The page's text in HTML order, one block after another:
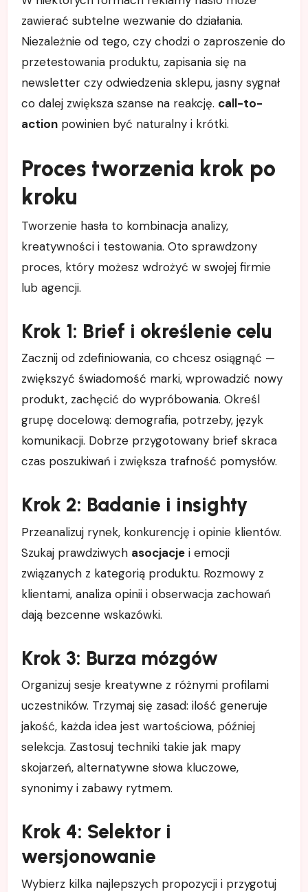
zawierać subtelne wezwanie do działania.
Niezależnie od tego, czy chodzi o zaproszenie do
przetestowania produktu, zapisania się na
newsletter czy odwiedzenia sklepu, jasny sygnał
co dalej zwiększa szanse na reakcję. call-to-
actionpowinien być naturalny i krótki.
Proces tworzenia krok po
kroku
Tworzenie hasła to kombinacja analizy,
kreatywności i testowania. Oto sprawdzony
proces, który możesz wdrożyć w swojej firmie
lub agencji.
Krok 1: Brief i określenie celu
Zacznij od zdefiniowania, co chcesz osiągnąć —
zwiększyć świadomość marki, wprowadzić nowy
produkt, zachęcić do wypróbowania. Określ
grupę docelową: demografia, potrzeby, język
komunikacji. Dobrze przygotowany brief skraca
czas poszukiwań i zwiększa trafność pomysłów.
Krok 2: Badanie i insighty
Przeanalizuj rynek, konkurencję i opinie klientów.
Szukaj prawdziwych asocjacjei emocji
związanych z kategorią produktu. Rozmowy z
klientami, analiza opinii i obserwacja zachowań
dają bezcenne wskazówki.
Krok 3: Burza mózgów
Organizuj sesje kreatywne z różnymi profilami
uczestników. Trzymaj się zasad: ilość generuje
jakość, każda idea jest wartościowa, później
selekcja. Zastosuj techniki takie jak mapy
skojarzeń, alternatywne słowa kluczowe,
synonimy i zabawy rytmem.
Krok 4: Selektor i
wersjonowanie
Wybierz kilka najlepszych propozycji i przygotuj